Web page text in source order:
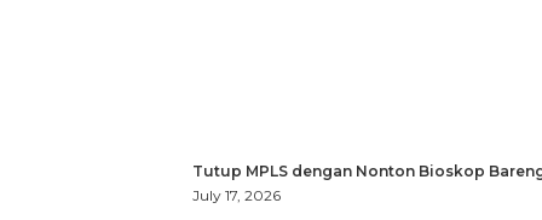
Tutup MPLS dengan Nonton Bioskop
July 17, 2026